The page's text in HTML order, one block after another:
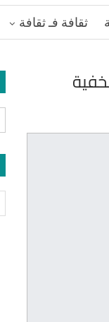
ثقافة فـ ثقافة